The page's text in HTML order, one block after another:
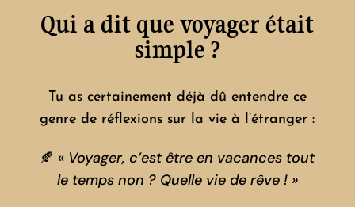
Qui a dit que voyager était
simple ?
Tu as certainement déjà dû entendre ce
genre de réflexions sur la vie à l’étranger :
🍂 « Voyager, c’est être en vacances tout
le temps non ? Quelle vie de rêve ! »